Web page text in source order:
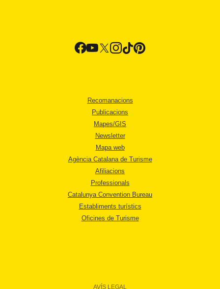
Recomanacions
Publicacions
Mapes/GIS
Newsletter
Mapa web
Agència Catalana de Turisme
Afiliacions
Professionals
Catalunya Convention Bureau
Establiments turístics
Oficines de Turisme
AVÍS LEGAL